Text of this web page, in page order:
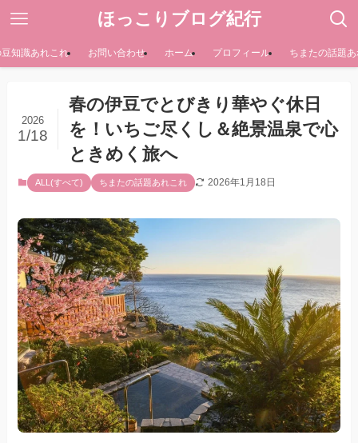
ほっこりブログ紀行
知識あれこれ お問い合わせ ホーム プロフィール ちまたの話題
春の伊豆でとびきり華やぐ休日
を！いちご尽くし＆絶景温泉で心
ときめく旅へ
2026
1/18
ALL(すべて) ちまたの話題あれこれ 2026年1月18日